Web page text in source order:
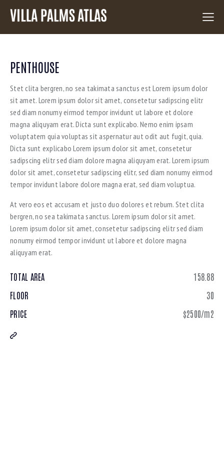
PENTHOUSE
Stet clita bergren, no sea takimata sanctus est Lorem ipsum dolor
sit amet. Lorem ipsum dolor sit amet, consetetur sadipscing elitr
sed diam nonumy eirmod tempor invidunt ut labore et dolore
magna aliquyam erat. Dicta sunt explicabo. Nemo enim ipsam
voluptatem quia voluptas sit aspernatur aut odit aut fugit, quia.
Dicta sunt explicabo Lorem ipsum dolor sit amet, consetetur
sadipscing elitr sed diam dolore magna aliquyam erat. Lorem ipsum
dolor sit amet, consetetur sadipscing elitr, sed diam nonumy eirmod
tempor invidunt labore dolore magna erat, sed diam voluptua.
At vero eos et accusam et justo duo dolores et rebum. Stet clita
bergren, no sea takimata sanctus. Lorem ipsum dolor sit amet.
Lorem ipsum dolor sit amet, consetetur sadipscing elitr sed diam
nonumy eirmod tempor invidunt ut labore et dolore magna
aliquyam erat.
TOTAL AREA
158.88
FLOOR
30
PRICE
$2500/m2